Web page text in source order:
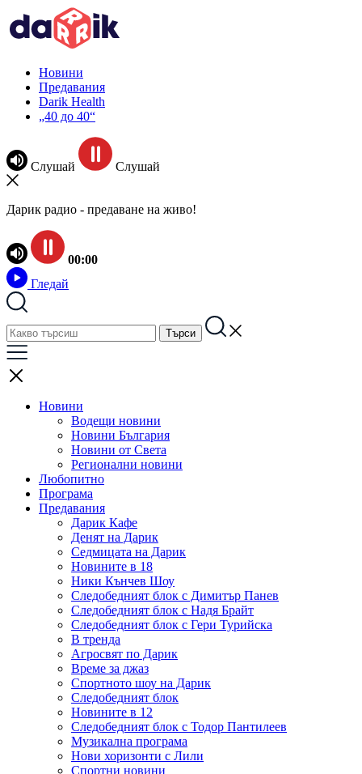
Новини
Предавания
Darik Health
„40 до 40“
Слушай Слушай
Дарик радио - предаване на живо!
00:00
Гледай
Новини
Водещи новини
Новини България
Новини от Света
Регионални новини
Любопитно
Програма
Предавания
Дарик Кафе
Денят на Дарик
Седмицата на Дарик
Новините в 18
Ники Кънчев Шоу
Следобедният блок с Димитър Панев
Следобедният блок с Надя Брайт
Следобедният блок с Гери Турийска
В тренда
Агросвят по Дарик
Време за джаз
Спортното шоу на Дарик
Следобедният блок
Новините в 12
Следобедният блок с Тодор Пантилеев
Музикална програма
Нови хоризонти с Лили
Спортни новини